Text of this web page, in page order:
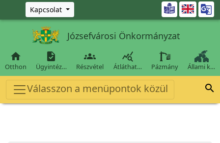
Ugrás a fő tartalomra
Kapcsolat 
Józsefvárosi Önkormányzat

Otthon

Ügyintéz…

Részvétel

Átláthat… Pázmány Állami k…
Válasszon a menüpontok közül 